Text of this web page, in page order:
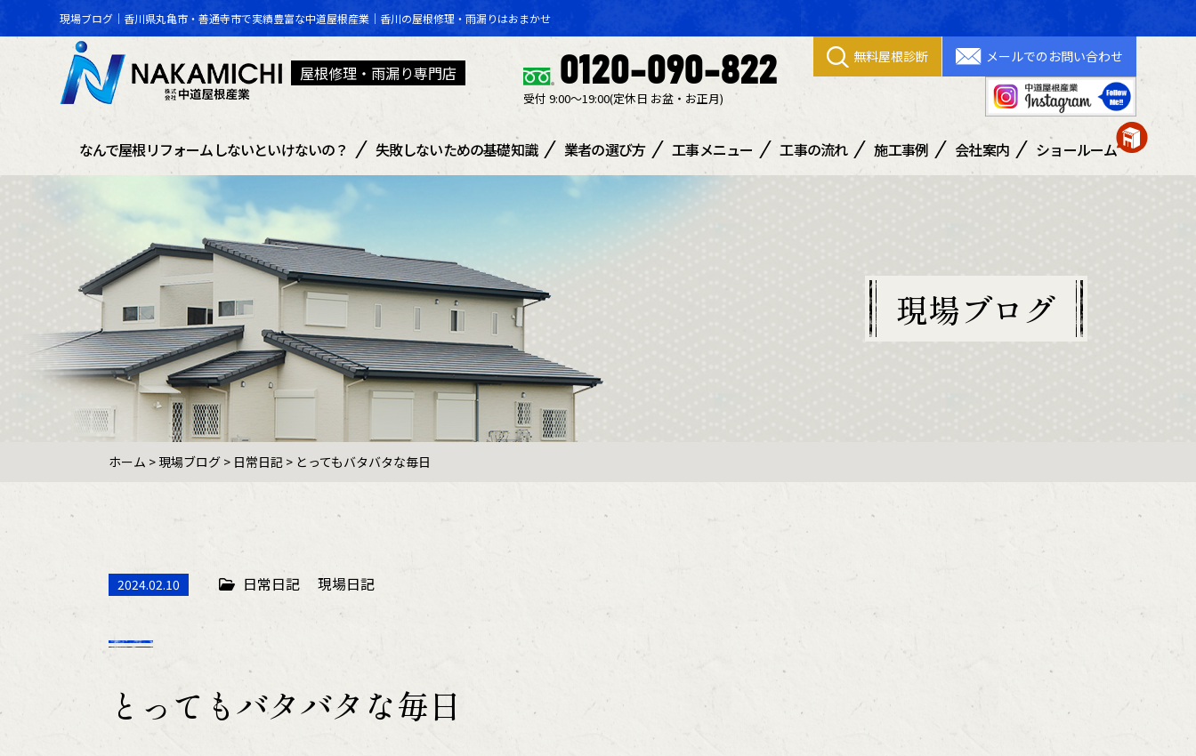
現場ブログ｜香川県丸亀市・善通寺市で実績豊富な中道屋根産業｜香川の屋根修理・雨漏りはおまかせ
屋根修理・雨漏り専門店 0120-090-822
受付 9:00～19:00(定休日 ​お盆・お正月)
無料屋根診断 メールでのお問い合わせ
なんで屋根リフォームしないといけないの？ 失敗しないための基礎知識 業者の選び方 工事メニュー 工事の流れ 施工事例 会社案内
ショールーム
善通寺ショールーム
現場ブログ
ホーム > 現場ブログ > 日常日記 > とってもバタバタな毎日
2024.02.10 日常日記 現場日記
とってもバタバタな毎日